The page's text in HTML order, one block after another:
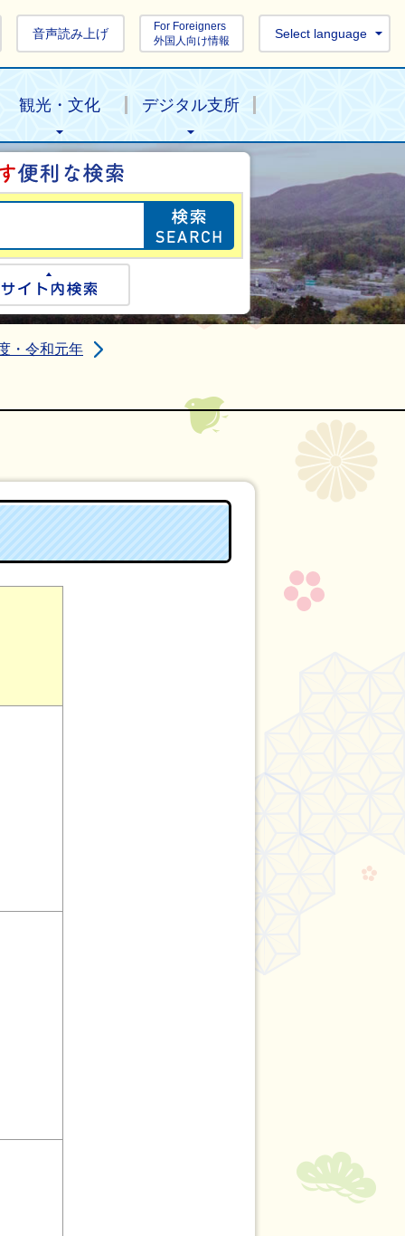
音声読み上げ
For Foreigners
外国人向け情報
Select language
観光・文化 デジタル支所
目的の情報を探
検索
・令和元年